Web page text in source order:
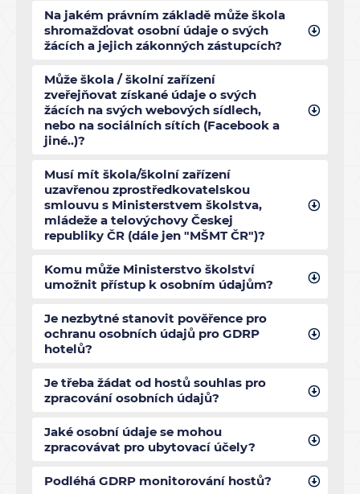
Na jakém právním základě může škola
shromažďovat osobní údaje o svých
žácích a jejich zákonných zástupcích?
Může škola / školní zařízení
zveřejňovat získané údaje o svých
žácích na svých webových sídlech,
nebo na sociálních sítích (Facebook a
jiné..)?
Musí mít škola/školní zařízení
uzavřenou zprostředkovatelskou
smlouvu s Ministerstvem školstva,
mládeže a telovýchovy Českej
republiky ČR (dále jen "MŠMT ČR")?
Komu může Ministerstvo školství
umožnit přístup k osobním údajům?
Je nezbytné stanovit pověřence pro
ochranu osobních údajů pro GDRP
hotelů?
Je třeba žádat od hostů souhlas pro
zpracování osobních údajů?
Jaké osobní údaje se mohou
zpracovávat pro ubytovací účely?
Podléhá GDRP monitorování hostů?